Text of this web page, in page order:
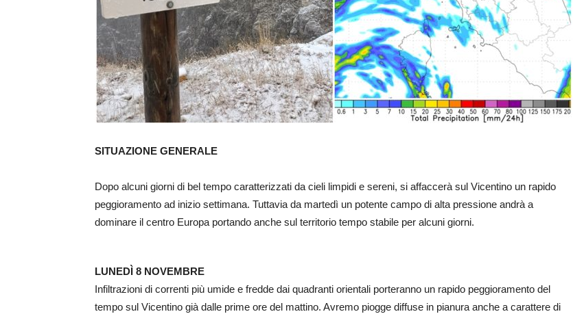
SITUAZIONE GENERALE
Dopo alcuni giorni di bel tempo caratterizzati da cieli limpidi e sereni, si affaccerà sul Vicentino un rapido
peggioramento ad inizio settimana. Tuttavia da martedì un potente campo di alta pressione andrà a
dominare il centro Europa portando anche sul territorio tempo stabile per alcuni giorni.
LUNEDÌ 8 NOVEMBRE
Infiltrazioni di correnti più umide e fredde dai quadranti orientali porteranno un rapido peggioramento del
tempo sul Vicentino già dalle prime ore del mattino. Avremo piogge diffuse in pianura anche a carattere di